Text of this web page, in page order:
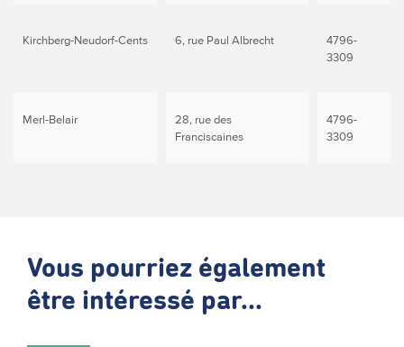
Kirchberg-Neudorf-Cents 6, rue Paul Albrecht
4796-
3309
Merl-Belair
28, rue des
Franciscaines
4796-
3309
Vous pourriez également
être intéressé par...